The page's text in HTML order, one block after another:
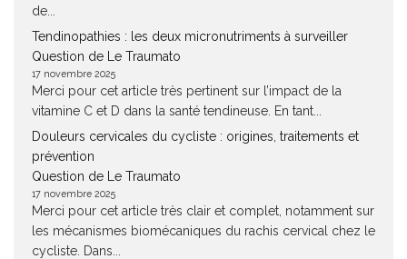
de...
Tendinopathies : les deux micronutriments à surveiller
Question de Le Traumato
17 novembre 2025
Merci pour cet article très pertinent sur l’impact de la
vitamine C et D dans la santé tendineuse. En tant...
Douleurs cervicales du cycliste : origines, traitements et
prévention
Question de Le Traumato
17 novembre 2025
Merci pour cet article très clair et complet, notamment sur
les mécanismes biomécaniques du rachis cervical chez le
cycliste. Dans...